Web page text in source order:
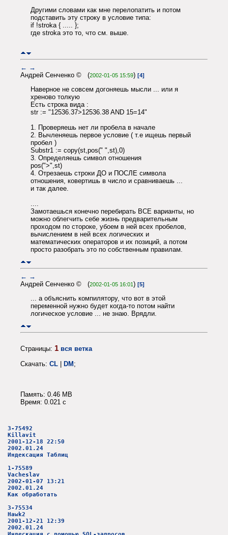
Другими словами как мне перелопатить и потом
подставить эту строку в условие типа:
if !stroka { ..... };
где stroka это то, что см. выше.
← →
Андрей Сенченко © (2002-01-05 15:59) [4]
Наверное не совсем догоняешь мысли ... или я
хреново толкую
Есть строка вида :
str := "12536.37>12536.38 AND 15=14"
1. Проверяешь нет ли пробела в начале
2. Вычленяешь первое условие ( т.е ищешь первый
пробел )
Substr1 := copy(st,pos(" ",st),0)
3. Определяешь символ отношения
pos(">",st)
4. Отрезаешь строки ДО и ПОСЛЕ символа
отношения, ковертишь в число и сравниваешь ...
и так далее.
....
Замотаешься конечно перебирать ВСЕ варианты, но
можно облегчить себе жизнь предварительным
проходом по стороке, убоем в ней всех пробелов,
вычислением в ней всех логических и
математических операторов и их позиций, а потом
просто разобрать это по собственным правилам.
← →
Андрей Сенченко © (2002-01-05 16:01) [5]
... а объяснить компилятору, что вот в этой
переменной нужно будет когда-то потом найти
логическое условие ... не знаю. Врядли.
Страницы: 1 вся ветка
Скачать: CL | DM;
Память: 0.46 MB
Время: 0.021 c
3-75492
Killavit
2001-12-18 22:50
2002.01.24
Индексация Таблиц
1-75589
Vacheslav
2002-01-07 13:21
2002.01.24
Как обработать
3-75534
Hawk2
2001-12-21 12:39
2002.01.24